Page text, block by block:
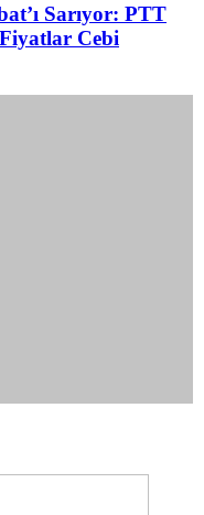
Sarıyor: PTT
Cebi